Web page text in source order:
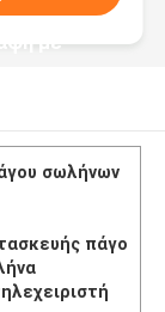
με
σωλήνων
πάγο